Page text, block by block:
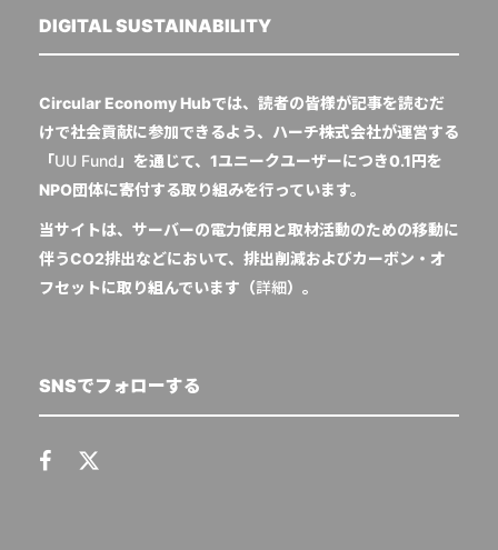
DIGITAL SUSTAINABILITY
Circular Economy Hubでは、読者の皆様が記事を読むだ
けで社会貢献に参加できるよう、ハーチ株式会社が運営する
「UU Fund 」を通じて、1ユニークユーザーにつき0.1円を
NPO団体に寄付する取り組みを行っています。
当サイトは、サーバーの電力使用と取材活動のための移動に
伴うCO2排出などにおいて、排出削減およびカーボン・オ
フセットに取り組んでいます（詳細）。
SNSでフォローする